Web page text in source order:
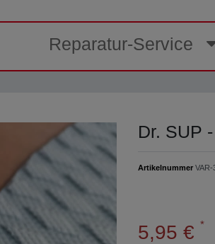
Reparatur-Service
Dr. SUP
Artikelnummer VAR-
5,95 € *